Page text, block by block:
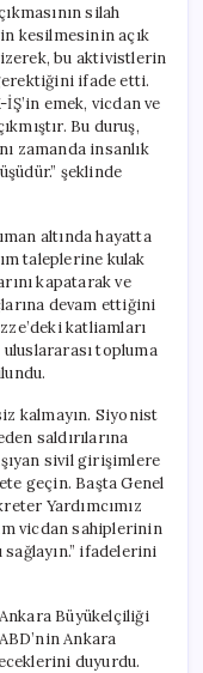
silah
kesilmesinin açık
bu aktivistlerin
ifade etti.
emek, vicdan ve
Bu duruş,
zamanda insanlık
şeklinde
altında hayatta
taleplerine kulak
kapatarak ve
devam ettiğini
katliamları
topluma
kalmayın. Siyonist
saldırılarına
sivil girişimlere
geçin. Başta Genel
Yardımcımız
vicdan sahiplerinin
sağlayın.” ifadelerini
Büyükelçiliği
Ankara
duyurdu.